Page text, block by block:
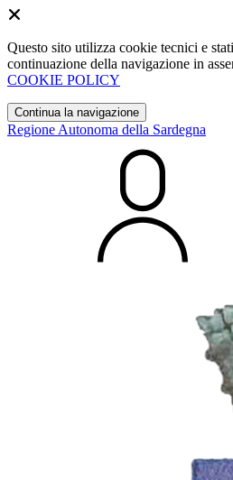
Questo sito utilizza cookie tecnici e
continuazione della navigazione in
COOKIE POLICY
Continua la navigazione
Regione Autonoma della Sardegna